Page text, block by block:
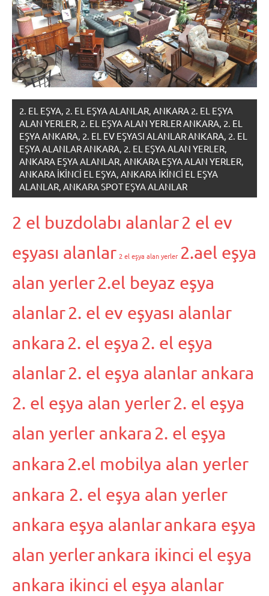
2. EL EŞYA, 2. EL EŞYA ALANLAR, ANKARA 2. EL EŞYA
ALAN YERLER, 2. EL EŞYA ALAN YERLER ANKARA, 2. EL
EŞYA ANKARA, 2. EL EV EŞYASI ALANLAR ANKARA, 2. EL
EŞYA ALANLAR ANKARA, 2. EL EŞYA ALAN YERLER,
ANKARA EŞYA ALANLAR, ANKARA EŞYA ALAN YERLER,
ANKARA IKINCI EL EŞYA, ANKARA IKINCI EL EŞYA
ALANLAR, ANKARA SPOT EŞYA ALANLAR
2 el buzdolabı alanlar2 el ev
eşyası alanlar 2 el eşya alan yerler 2.ael eşya
alan yerler2.el beyaz eşya
alanlar2. el ev eşyası alanlar
ankara 2. el eşya 2. el eşya
alanlar2. el eşya alanlar ankara
2. el eşya alan yerler2. el eşya
alan yerler ankara 2. el eşya
ankara 2.el mobilya alan yerler
ankara 2. el eşya alan yerler
ankara eşya alanlarankara eşya
alan yerlerankara ikinci el eşya
ankara ikinci el eşya alanlar